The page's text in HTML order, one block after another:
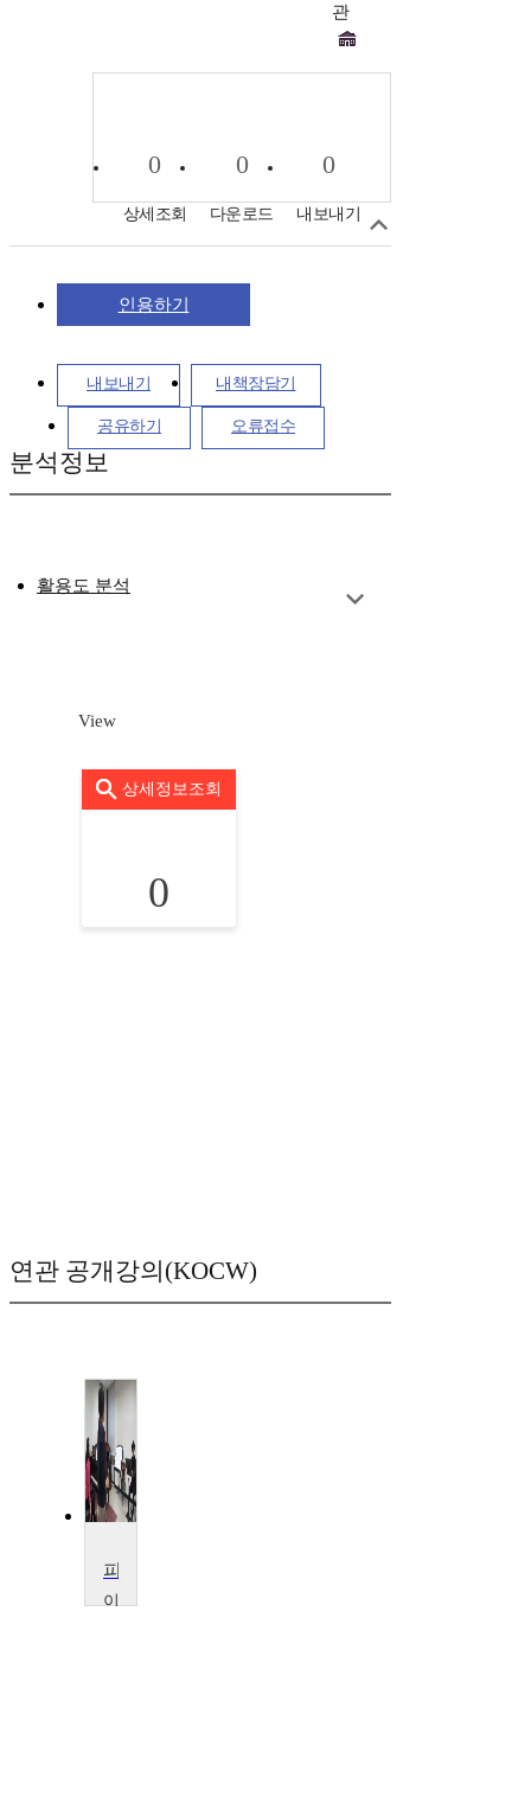
관
0
상세조회
0
다운로드
0
내보내기
인용하기
내보내기 내책장담기
공유하기 오류접수
분석정보
활용도 분석
View
상세정보조회
0
연관 공개강의(KOCW)
이